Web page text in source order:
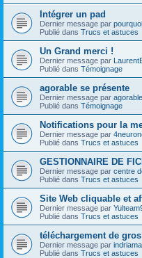
Intégrer un pad
Dernier message par
Publié dans Trucs et astuces
Un Grand merci !
Dernier message par
Publié dans Témoignage
agorable se présente
Dernier message par agorable
Publié dans Témoignage
Notifications pour la
Dernier message par
Publié dans Trucs et astuces
GESTIONNAIRE DE
Dernier message par centre
Publié dans Trucs et astuces
Site Web cliquable et
Dernier message par
Publié dans Trucs et astuces
téléchargement de
Dernier message par
Publié dans Trucs et astuces